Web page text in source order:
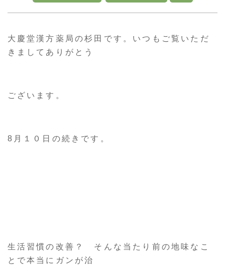
大慶堂漢方薬局の杉田です。いつもご覧いただ
きましてありがとう
ございます。
8月１０日の続きです。
生活習慣の改善？ そんな当たり前の地味なこ
とで本当にガンが治